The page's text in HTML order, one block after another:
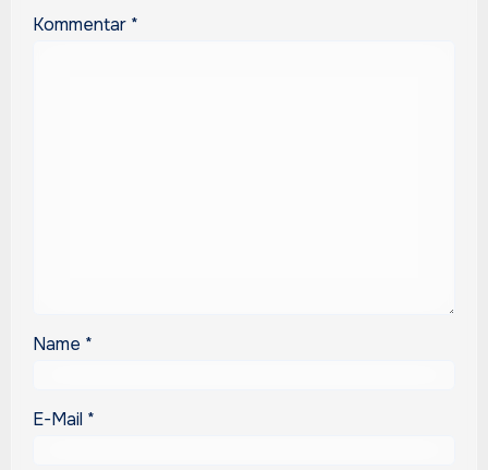
Kommentar *
Name *
E-Mail *